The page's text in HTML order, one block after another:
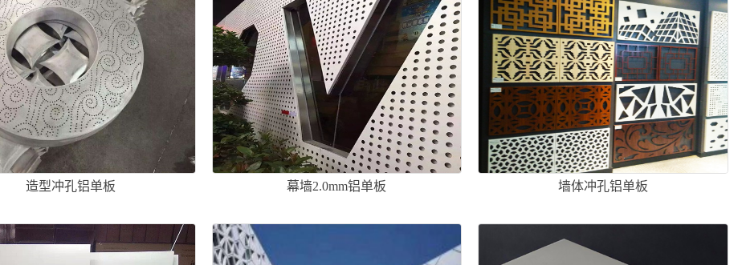
造型冲孔铝单板 幕墙2.0mm铝单板 墙体冲孔铝单板